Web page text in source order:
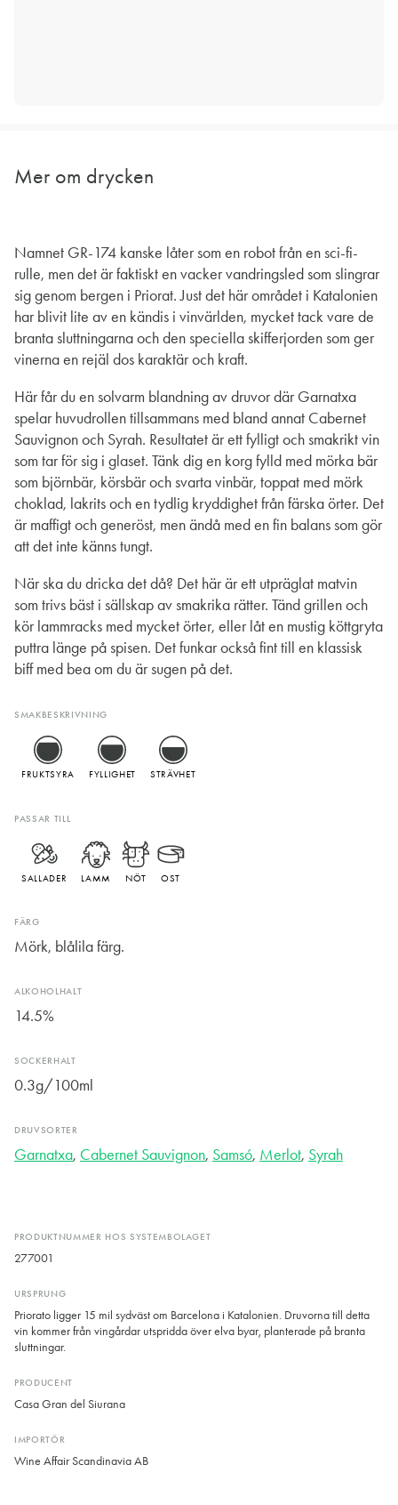
Mer om drycken
PRODUKTNUMMER HOS SYSTEMBOLAGET
277001
URSPRUNG
Priorato ligger 15 mil sydväst om Barcelona i Katalonien. Druvorna till detta
vin kommer från vingårdar utspridda över elva byar, planterade på branta
sluttningar.
PRODUCENT
Casa Gran del Siurana
IMPORTÖR
Wine Affair Scandinavia AB
Namnet GR-174 kanske låter som en robot från en sci-fi-
rulle, men det är faktiskt en vacker vandringsled som slingrar
sig genom bergen i Priorat. Just det här området i Katalonien
har blivit lite av en kändis i vinvärlden, mycket tack vare de
branta sluttningarna och den speciella skifferjorden som ger
vinerna en rejäl dos karaktär och kraft.
Här får du en solvarm blandning av druvor där Garnatxa
spelar huvudrollen tillsammans med bland annat Cabernet
Sauvignon och Syrah. Resultatet är ett fylligt och smakrikt vin
som tar för sig i glaset. Tänk dig en korg fylld med mörka bär
som björnbär, körsbär och svarta vinbär, toppat med mörk
choklad, lakrits och en tydlig kryddighet från färska örter. Det
är maffigt och generöst, men ändå med en fin balans som gör
att det inte känns tungt.
När ska du dricka det då? Det här är ett utpräglat matvin
som trivs bäst i sällskap av smakrika rätter. Tänd grillen och
kör lammracks med mycket örter, eller låt en mustig köttgryta
puttra länge på spisen. Det funkar också fint till en klassisk
biff med bea om du är sugen på det.
SMAKBESKRIVNING
FRUKTSYRA FYLLIGHET STRÄVHET
PASSAR TILL
SALLADER LAMM NÖT OST
FÄRG
Mörk, blålila färg.
ALKOHOLHALT
14.5%
SOCKERHALT
0.3g/100ml
DRUVSORTER
Garnatxa, Cabernet Sauvignon, Samsó, Merlot, Syrah